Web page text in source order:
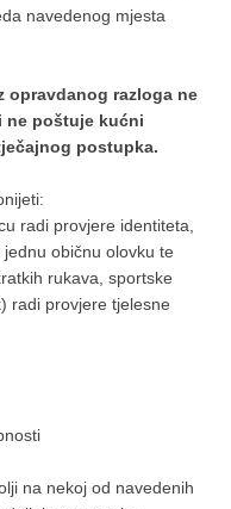
navedenog mjesta
opravdanog razloga ne
ne poštuje kućni
postupka.
radi provjere identiteta,
običnu olovku te
rukava, sportske
radi provjere tjelesne
na nekoj od navedenih